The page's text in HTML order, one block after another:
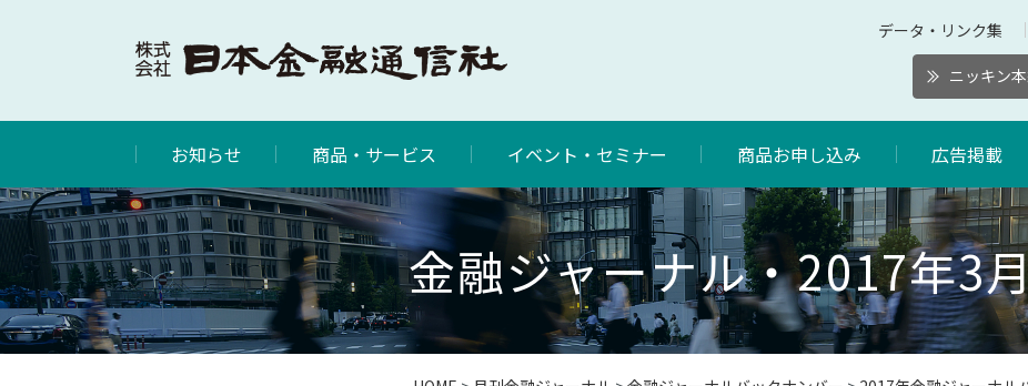
データ・リンク集
ニッキン
お知らせ 商品・サービス イベント・セミナー 商品お申し込み 広告掲載
金融ジャーナル・2017年3